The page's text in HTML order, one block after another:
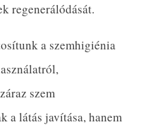
regenerálódását.
a szemhigiénia
szem
a látás javítása, hanem